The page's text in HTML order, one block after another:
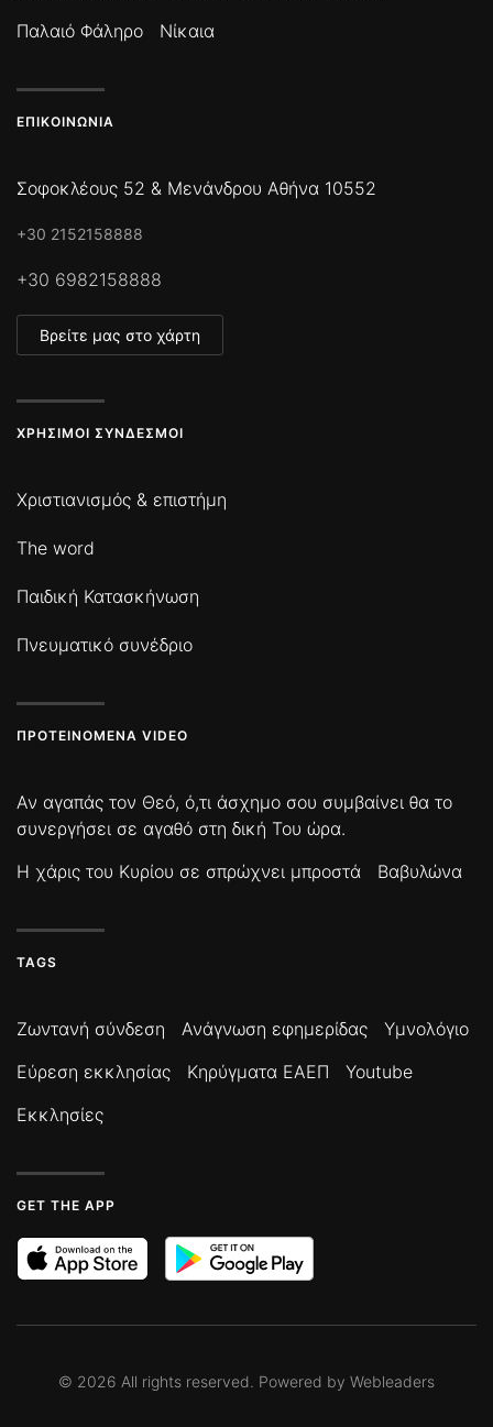
Παλαιό Φάληρο
Νίκαια
ΕΠΙΚΟΙΝΩΝΊΑ
Σοφοκλέους 52 & Μενάνδρου Αθήνα 10552
+30 2152158888
+30 6982158888
Βρείτε μας στο χάρτη
ΧΡΉΣΙΜΟΙ ΣΎΝΔΕΣΜΟΙ
Χριστιανισμός & επιστήμη
The word
Παιδική Κατασκήνωση
Πνευματικό συνέδριο
ΠΡΟΤΕΙΝΌΜΕΝΑ VIDEO
Αν αγαπάς τον Θεό, ό,τι άσχημο σου συμβαίνει θα το
συνεργήσει σε αγαθό στη δική Του ώρα.
Η χάρις του Κυρίου σε σπρώχνει μπροστά
Βαβυλώνα
TAGS
Ζωντανή σύνδεση Ανάγνωση εφημερίδας
Υμνολόγιο
Εύρεση εκκλησίας
Κηρύγματα ΕΑΕΠ
Youtube
Εκκλησίες
GET THE APP
© 2026 All rights reserved. Powered by Webleaders